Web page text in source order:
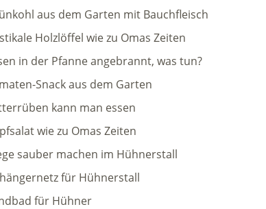
aus dem Garten mit Bauchfleisch
Holzlöffel wie zu Omas Zeiten
in der Pfanne angebrannt, was tun?
Snack aus dem Garten
kann man essen
wie zu Omas Zeiten
sauber machen im Hühnerstall
für Hühnerstall
für Hühner